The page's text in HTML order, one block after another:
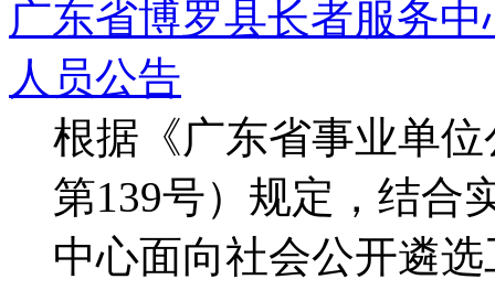
广东省博罗县长者服务
人员公告
根据《广东省事业单
第139号）规定，结合
中心面向社会公开遴